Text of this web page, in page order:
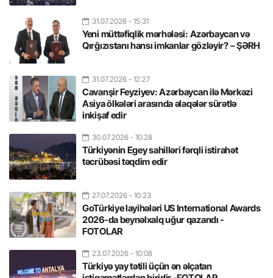
31.07.2026 - 15:31
Yeni müttəfiqlik mərhələsi: Azərbaycan və
Qırğızıstanı hansı imkanlar gözləyir? – ŞƏRH
31.07.2026 - 12:27
Cavanşir Feyziyev: Azərbaycan ilə Mərkəzi
Asiya ölkələri arasında əlaqələr sürətlə
inkişaf edir
30.07.2026 - 10:28
Türkiyənin Egey sahilləri fərqli istirahət
təcrübəsi təqdim edir
27.07.2026 - 10:23
GoTürkiye layihələri US International Awards
2026-da beynəlxalq uğur qazandı -
FOTOLAR
23.07.2026 - 10:08
Türkiyə yay tətili üçün ən əlçatan